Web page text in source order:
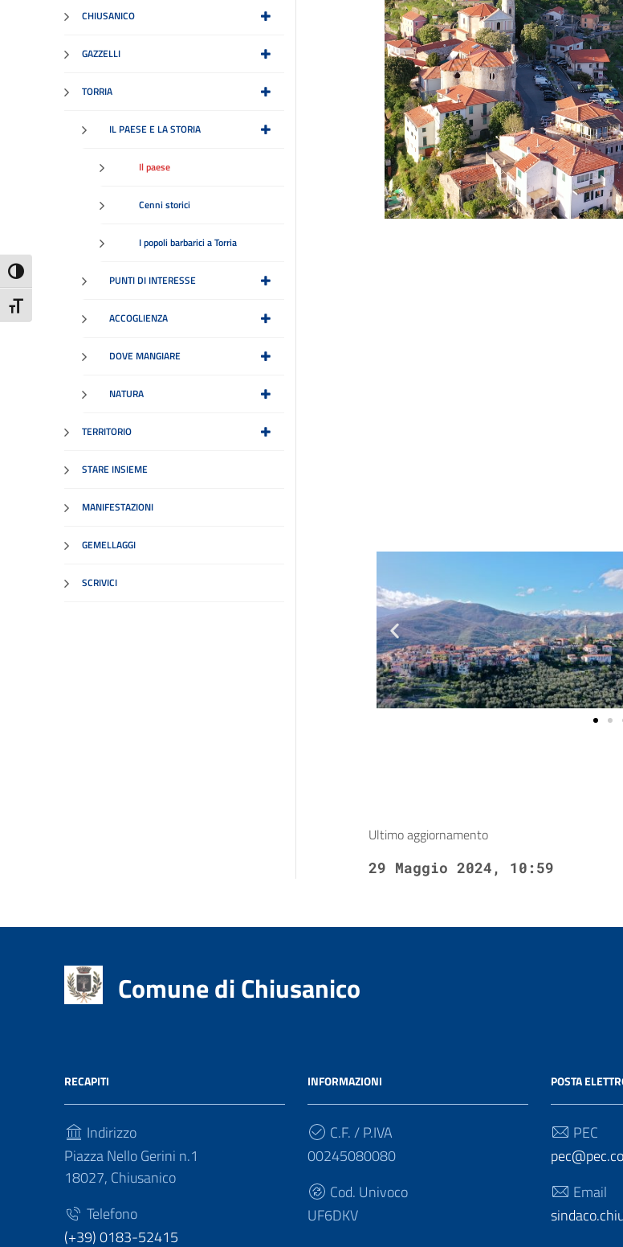
Attiva/disattiva alto contrasto
Attiva/disattiva dimensione testo
CHIUSANICO
GAZZELLI
TORRIA
IL PAESE E LA STORIA
Il paese
Cenni storici
I popoli barbarici a Torria
PUNTI DI INTERESSE
ACCOGLIENZA
DOVE MANGIARE
NATURA
TERRITORIO
STARE INSIEME
MANIFESTAZIONI
GEMELLAGGI
SCRIVICI
Ultimo aggiornamento
29 Maggio 2024, 10:59
Comune di Chiusanico
RECAPITI
Indirizzo
Piazza Nello Gerini n.1
18027, Chiusanico
Telefono
(+39) 0183-52415
INFORMAZIONI
C.F. / P.IVA
00245080080
Cod. Univoco
UF6DKV
POSTA
PEC
Email